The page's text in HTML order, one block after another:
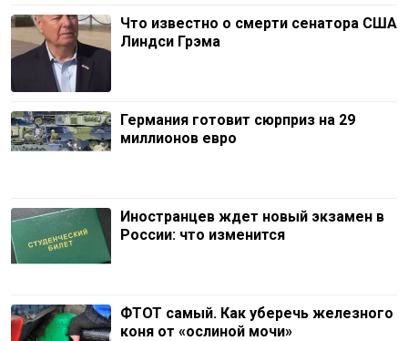
Что известно о смерти сенатора США
Линдси Грэма
Германия готовит сюрприз на 29
миллионов евро
Иностранцев ждет новый экзамен в
России: что изменится
ФТОТ самый. Как уберечь железного
коня от «ослиной мочи»